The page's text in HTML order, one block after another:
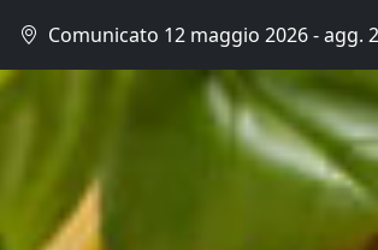
Comunicato 12 maggio 2026 - agg.